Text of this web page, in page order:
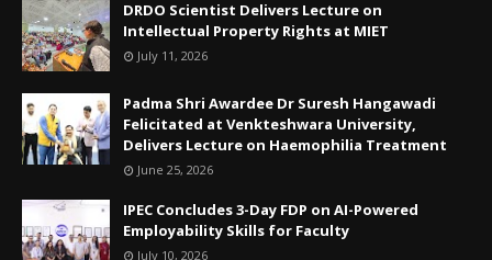
DRDO Scientist Delivers Lecture on
Intellectual Property Rights at MIET
July 11, 2026
Padma Shri Awardee Dr Suresh Hangawadi
Felicitated at Venkteshwara University,
Delivers Lecture on Haemophilia Treatment
June 25, 2026
IPEC Concludes 3-Day FDP on AI-Powered
Employability Skills for Faculty
July 10, 2026